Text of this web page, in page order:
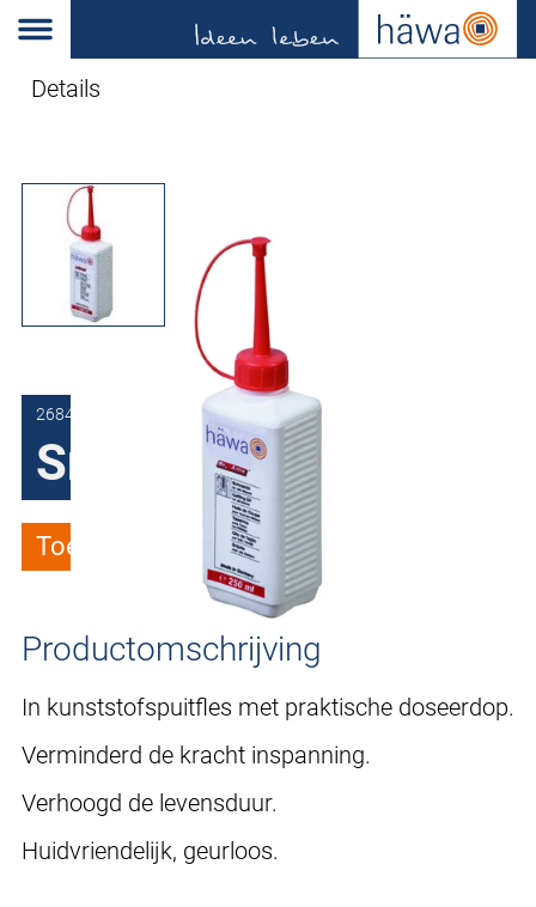
Details
2684-0700-25-00
Snijolie
Toevoegen aan verlanglijstje
Productomschrijving
In kunststofspuitfles met praktische doseerdop.
Verminderd de kracht inspanning.
Verhoogd de levensduur.
Huidvriendelijk, geurloos.